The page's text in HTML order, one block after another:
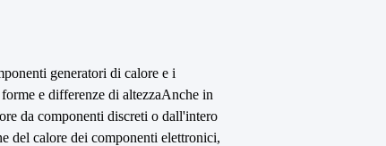
generatori di calore e i
e differenze di altezzaAnche in
da componenti discreti o dall'intero
del calore dei componenti elettronici,